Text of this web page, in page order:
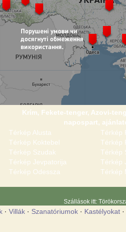
Krím, Fekete-tenger, Azovi-
napospart,
Térkép Alusta
Térkép Koktebel
Térkép Szudak
Térkép Jevpatorija
Térkép Odessza
Térkép
Térkép
Térkép
Térkép
Térkép
Szállások itt:
· Villák· Szanatóriumok· Kastélyokat·